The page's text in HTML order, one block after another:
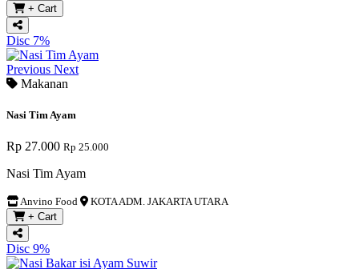
+ Cart
Disc 7%
Previous Next
Makanan
Nasi Tim Ayam
Rp 27.000 Rp 25.000
Nasi Tim Ayam
Anvino Food
KOTA ADM. JAKARTA UTARA
+ Cart
Disc 9%